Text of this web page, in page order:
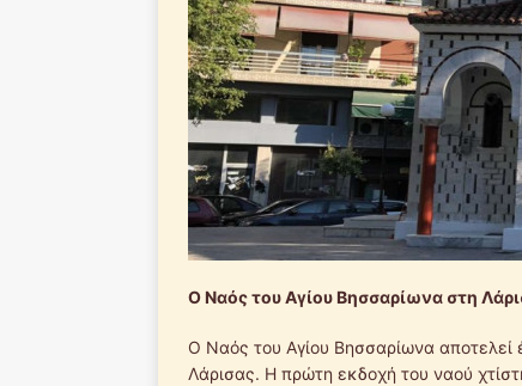
Ο Ναός του Αγίου Βησσαρίωνα στη
Ο Ναός του Αγίου Βησσαρίωνα αποτελεί
Λάρισας. Η πρώτη εκδοχή του ναού